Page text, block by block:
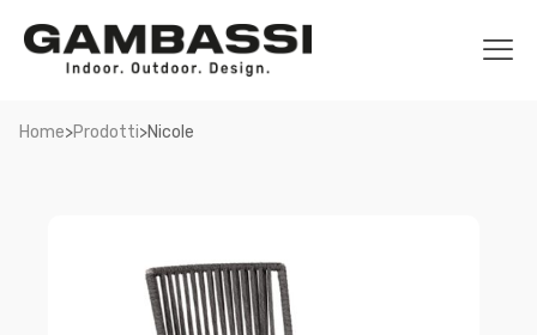
Home>Prodotti>Nicole